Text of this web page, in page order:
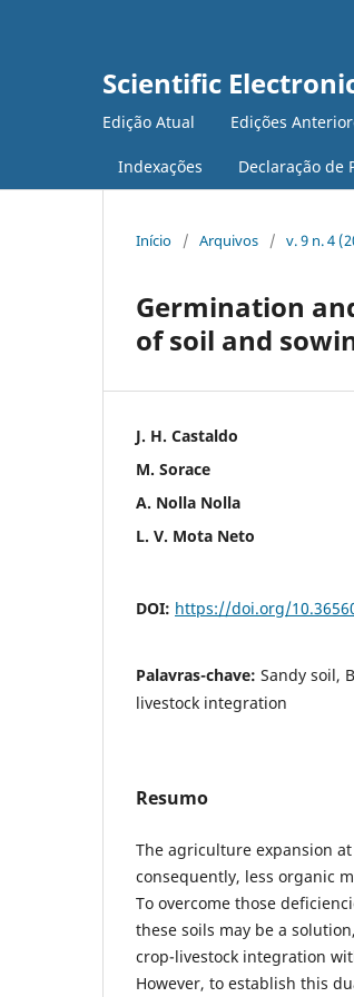
Scientific
Edição Atual Edições
Indexações Declaração de
Início / Arquivos / v. 9 n. 4
Germination
of soil and
J. H. Castaldo
M. Sorace
A. Nolla Nolla
L. V. Mota Neto
DOI: https://doi.org/
Palavras-chave: Sandy soil,
livestock integration
Resumo
The agriculture expansion
consequently, less organic
To overcome those
these soils may be a
crop-livestock integration
However, to establish this